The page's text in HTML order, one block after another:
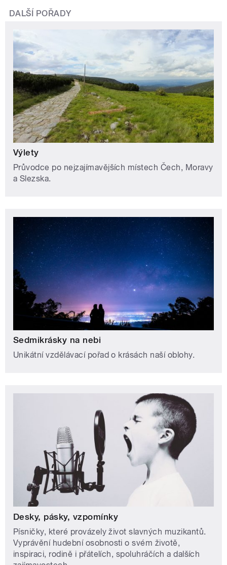
DALŠÍ POŘADY
Výlety
Průvodce po nejzajímavějších místech Čech, Moravy
a Slezska.
Sedmikrásky na nebi
Unikátní vzdělávací pořad o krásách naší oblohy.
Desky, pásky, vzpomínky
Písničky, které provázely život slavných muzikantů.
Vyprávění hudební osobnosti o svém životě,
inspiraci, rodině i přátelích, spoluhráčích a dalších